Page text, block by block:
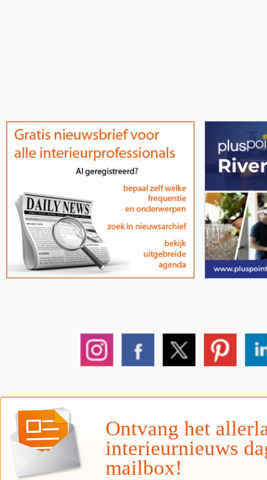
Ontvang het
interieurnieuws
mailbox!